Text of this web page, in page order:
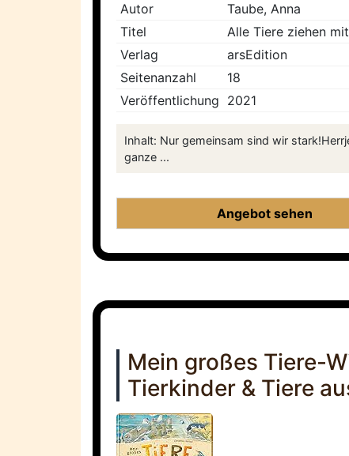
Autor
Taube, Anna
Titel
Alle Tiere ziehen
Verlag
arsEdition
Seitenanzahl
18
Veröffentlichung 2021
Inhalt: Nur gemeinsam sind wir
ganze ...
Angebot sehen
Mein großes Tiere-
Tierkinder & Tiere